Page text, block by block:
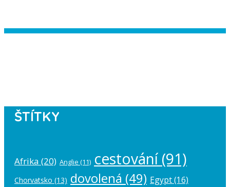
ŠTÍTKY
Afrika (20) Anglie (11) cestování(91)
Chorvatsko (13) dovolená (49) Egypt(16)